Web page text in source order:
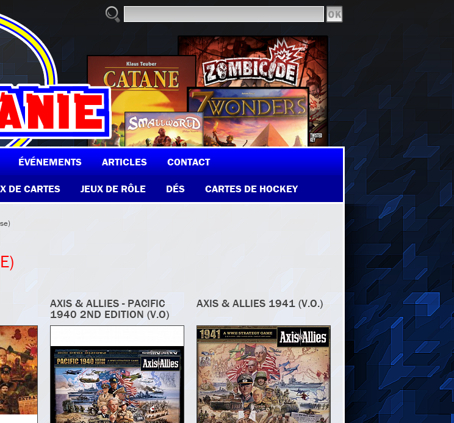
ÉVÉNEMENTS ARTICLES
CONTACT
DE CARTES JEUX DE RÔLE DÉS CARTES DE HOCKEY
AXIS & ALLIES - PACIFIC
1940 2ND EDITION (V.O)
AXIS & ALLIES 1941 (V.O.)